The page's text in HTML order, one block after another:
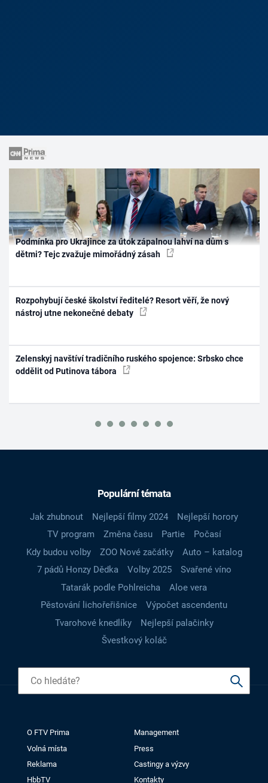
Podmínka pro Ukrajince za útok zápalnou lahví na dům s
dětmi? Tejc zvažuje mimořádný zásah
Rozpohybují české školství ředitelé? Resort věří, že nový
nástroj utne nekonečné debaty
Zelenskyj navštíví tradičního ruského spojence: Srbsko chce
oddělit od Putinova tábora
Populární témata
Jak zhubnout Nejlepší filmy 2024
Nejlepší horory
TV program
Změna času Partie
Počasí
Kdy budou volby
ZOO Nové začátky
Auto – katalog
7 pádů Honzy Dědka
Volby 2025
Svařené víno
Tatarák podle Pohlreicha
Aloe vera
Pěstování lichořeřišnice
Výpočet ascendentu
Tvarohové knedlíky
Nejlepší palačinky
Švestkový koláč
O FTV Prima
Management
Volná místa
Press
Reklama
Castingy a výzvy
HbbTV
Kontakty